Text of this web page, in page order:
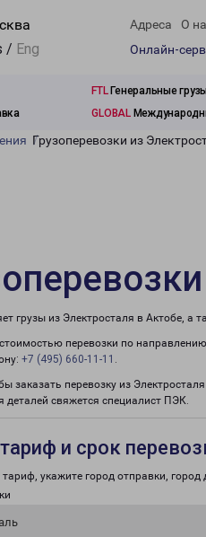
/ Eng
Адреса О
Онлайн-
FTLГенеральные грузы
GLOBAL
Грузоперевозки из
грузы из Электросталя в Актобе, а
перевозки по
+7 (495) 660-11-11 .
заказать перевозку из
деталей свяжется специалист ПЭК.
и срок
укажите город отправки, город